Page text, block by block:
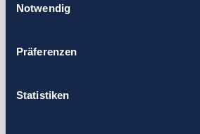
Notwendig
Präferenzen
Statistiken